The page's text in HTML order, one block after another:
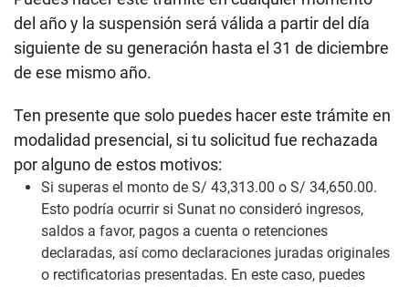
del año y la suspensión será válida a partir del día
siguiente de su generación hasta el 31 de diciembre
de ese mismo año.
Ten presente que solo puedes hacer este trámite en
modalidad presencial, si tu solicitud fue rechazada
por alguno de estos motivos:
Si superas el monto de S/ 43,313.00 o S/ 34,650.00.
Esto podría ocurrir si Sunat no consideró ingresos,
saldos a favor, pagos a cuenta o retenciones
declaradas, así como declaraciones juradas originales
o rectificatorias presentadas. En este caso, puedes